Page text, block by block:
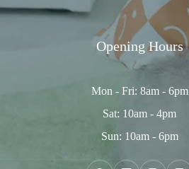
Opening Hours
Mon - Fri: 8am - 6pm
Sat: 10am - 4pm
Sun: 10am - 6pm